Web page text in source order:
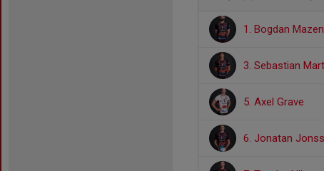
1. Bogdan
3. Sebastian
5. Axel Grave
6. Jonatan